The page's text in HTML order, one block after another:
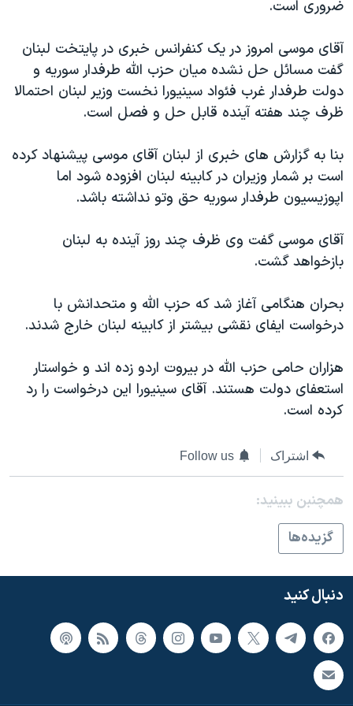
فرهنگ و زندگی
حقوق شهروندی
اقتصادی
علم و فناوری
گالری عکس
آرشیو پخش زنده
مستندها
انتخابات ریاست جمهوری آمریکا ۲۰۲۴
حمله جمهوری اسلامی به اسرائیل
رمز مهسا
اعتراضات زن، زندگی، آزادی
مجموعه مستندهای دادخواهی
دادگاه حمید نوری
چهل سال گروگان‌گیری
قانون شفافیت دارائی کادر رهبری ایران
اعتراضات مردمی آبان ۹۸
نرگس محمدی برنده جایزه نوبل صلح
همایش محافظه‌کاران آمریکا «سی‌پک»
دنبال کنید
زبانهای مختلف
ضروری است.
آقای موسی امروز در يک کنفرانس خبری در پايتخت لبنان
گفت مسائل حل نشده ميان حزب الله طرفدار سوريه و
دولت طرفدار غرب فئواد سينيورا نخست وزير لبنان احتمالا
ظرف چند هفته آينده قابل حل و فصل است.
بنا به گزارش های خبری از لبنان آقای موسی پيشنهاد کرده
است بر شمار وزيران در کابينه لبنان افزوده شود اما
اپوزيسيون طرفدار سوريه حق وتو نداشته باشد.
آقای موسی گفت وی ظرف چند روز آينده به لبنان
بازخواهد گشت.
بحران هنگامی آغاز شد که حزب الله و متحدانش با
درخواست ايفای نقشی بيشتر از کابينه لبنان خارج شدند.
هزاران حامی حزب الله در بيروت اردو زده اند و خواستار
استعفای دولت هستند. آقای سينيورا اين درخواست را رد
کرده است.
اشتراک Follow us
همچنبن ببینید:
گزيده‌ها
دنبال کنید